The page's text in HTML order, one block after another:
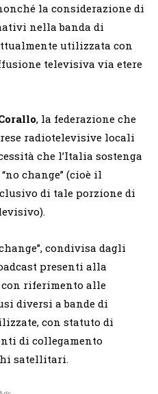
la considerazione di
nella banda di
utilizzata con
televisiva via etere
, la federazione che
radiotelevisive locali
che l’Italia sostenga
change” (cioè il
di tale porzione di
condivisa dagli
presenti alla
con riferimento alle
diversi a bande di
con statuto di
di collegamento
satellitari.